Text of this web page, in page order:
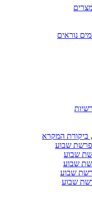
נוראים
ביקורת המקרא
שבוע
שבוע
שבוע
שבוע
שבוע